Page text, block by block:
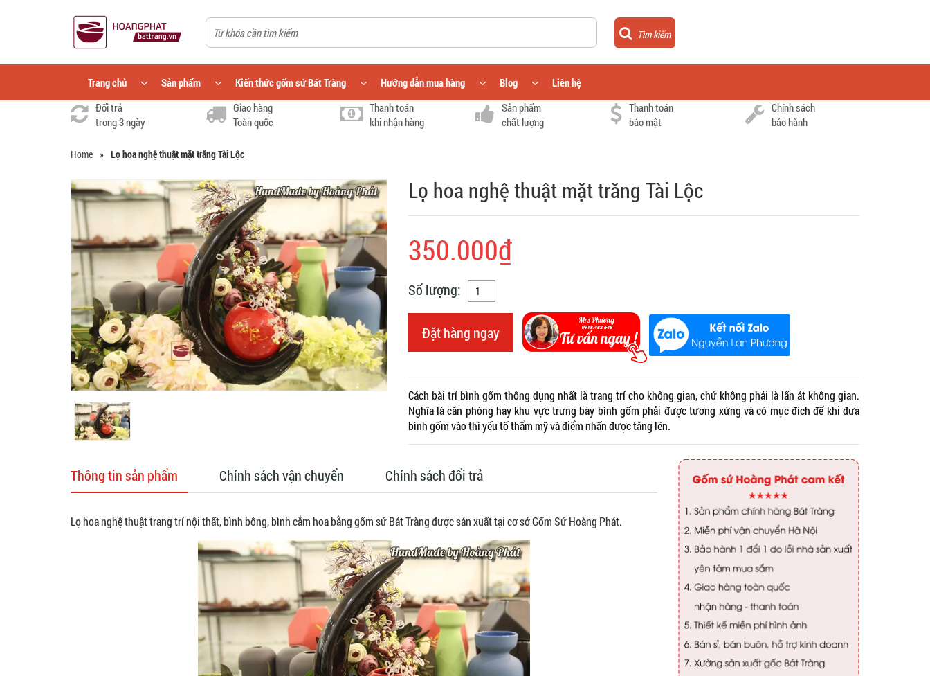
Tìm kiếm
Trang chủ Sản phẩm Kiến thức gốm sứ Bát Tràng Hướng dẫn mua hàng Blog
Liên hệ
Đổi trả
trong 3 ngày
Giao hàng
Toàn quốc
Thanh toán
khi nhận hàng
Sản phẩm
chất lượng
Thanh toán
bảo mật
Chính sách
bảo hành
Home » Lọ hoa nghệ thuật mặt trăng Tài Lộc
Lọ hoa nghệ thuật mặt trăng Tài Lộc
350.000₫
Số lượng:
Đặt hàng ngay
Cách bài trí bình gốm thông dụng nhất là trang trí cho không gian, chứ không phải là lấn át không gian.
Nghĩa là căn phòng hay khu vực trưng bày bình gốm phải được tương xứng và có mục đích để khi đưa
bình gốm vào thì yếu tố thẩm mỹ và điểm nhấn được tăng lên.
Thông tin sản phẩm Chính sách vận chuyển Chính sách đổi trả
Lọ hoa nghệ thuật trang trí nội thất, bình bông, bình cắm hoa bằng gốm sứ Bát Tràng được sản xuất tại cơ sở Gốm Sứ Hoàng Phát.